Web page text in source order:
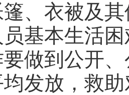
、衣被及
基本生活
做到公开
发放，救